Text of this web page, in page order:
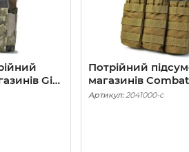
Gig
Cordura
Потрійний
магазинів
Cordura 1000.
Артикул:2041000-c